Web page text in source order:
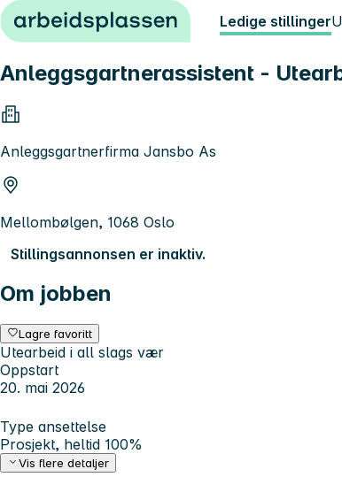
Hopp til innhold Ledige stillinger
Anleggsgartnerassistent -
Anleggsgartnerfirma Jansbo As
Mellombølgen, 1068 Oslo
Stillingsannonsen er inaktiv.
Om jobben
Lagre favoritt
Utearbeid i all slags vær
Oppstart
20. mai 2026
Type ansettelse
Prosjekt, heltid 100%
Vis flere detaljer